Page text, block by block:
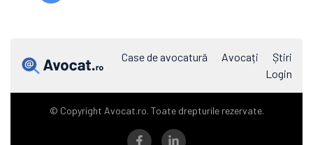
Case de avocatură Avocați
Știri
Login
© Copyright Avocat.ro. Toate drepturile rezervate.